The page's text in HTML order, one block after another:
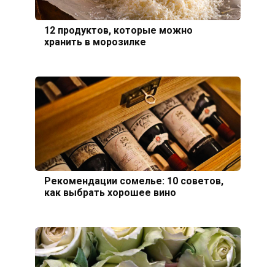
12 продуктов, которые можно
хранить в морозилке
Рекомендации сомелье: 10 советов,
как выбрать хорошее вино